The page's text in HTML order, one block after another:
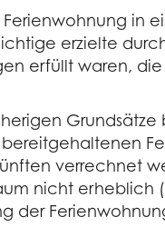
in
erzielte
erfüllt waren,
verrechnet
nicht erheblich
der